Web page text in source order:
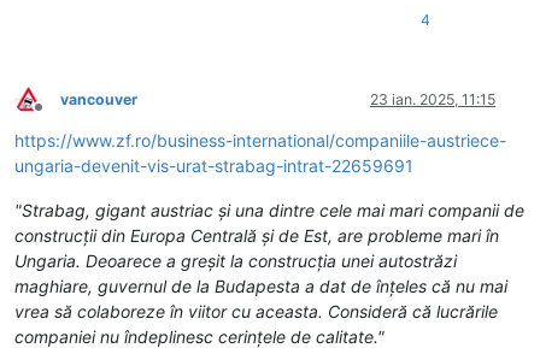
4
Deconectat
vancouver 23 ian. 2025, 11:15
https://www.zf.ro/business-international/companiile-austriece-
ungaria-devenit-vis-urat-strabag-intrat-22659691
"Strabag, gigant austriac şi una dintre cele mai mari companii de
construc­ţii din Europa Centrală şi de Est, are probleme mari în
Ungaria. Deoa­rece a greşit la construcţia unei autostrăzi
maghiare, guvernul de la Budapesta a dat de înţeles că nu mai
vrea să colaboreze în viitor cu aceasta. Consideră că lucrările
com­paniei nu îndeplinesc cerinţele de calitate."